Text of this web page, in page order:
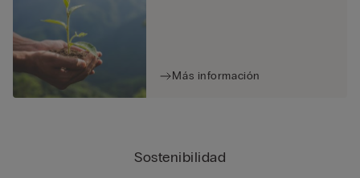
Sostenibilidad
Más información